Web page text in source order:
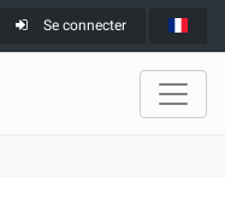
Se connecter